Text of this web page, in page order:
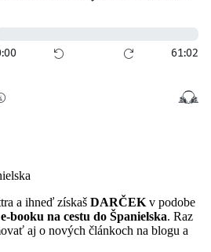
a ihneď získaš DARČEK v podobe
e-booku na cestu do Španielska. Raz
aj o nových článkoch na blogu a